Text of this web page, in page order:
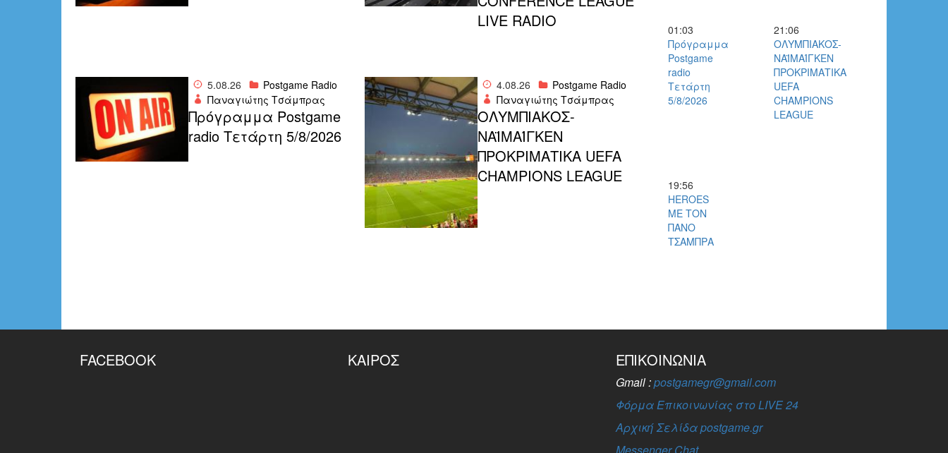
LIVE RADIO
5.08.26
Postgame Radio
Παναγιώτης Τσάμπρας
Πρόγραμμα Postgame
radio Τετάρτη 5/8/2026
4.08.26
Postgame Radio
Παναγιώτης Τσάμπρας
ΟΛΥΜΠΙΑΚΟΣ-
ΝΑΪΜΑΊΓΚΕΝ
ΠΡΟΚΡΙΜΑΤΙΚΑ UEFA
CHAMPIONS LEAGUE
01:03
Πρόγραμμα
Postgame
radio
Τετάρτη
5/8/2026
21:06
ΟΛΥΜΠΙΑΚΟΣ-
ΝΑΪΜΑΊΓΚΕΝ
ΠΡΟΚΡΙΜΑΤΙΚΑ
UEFA
CHAMPIONS
LEAGUE
19:56
HEROES
ΜΕ ΤΟΝ
ΠΑΝΟ
ΤΣΑΜΠΡΑ
FACEBOOK ΚΑΙΡΌΣ ΕΠΙΚΟΙΝΩΝΊΑ
Gmail :postgamegr@gmail.com
Φόρμα Επικοινωνίας στο LIVE 24
Αρχική Σελίδα postgame.gr
Messenger Chat